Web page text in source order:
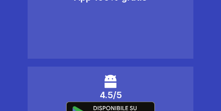
4.5/5